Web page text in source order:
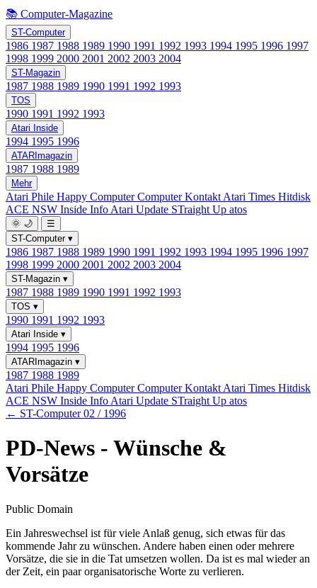
📚 Computer-Magazine
ST-Computer
1986 1987 1988 1989 1990 1991 1992 1993 1994 1995 1996 1997
1998 1999 2000 2001 2002 2003 2004
ST-Magazin
1987 1988 1989 1990 1991 1992 1993
TOS
1990 1991 1992 1993
Atari Inside
1994 1995 1996
ATARImagazin
1987 1988 1989
Mehr
Atari Phile Happy ComputerComputer Kontakt Atari Times Hitdisk
ACE NSW Inside Info Atari Update STraight Up atos
🌞 🌙
☰
ST-Computer ▾
1986 1987 1988 1989 1990 1991 1992 1993 1994 1995 1996 1997
1998 1999 2000 2001 2002 2003 2004
ST-Magazin ▾
1987 1988 1989 1990 1991 1992 1993
TOS ▾
1990 1991 1992 1993
Atari Inside ▾
1994 1995 1996
ATARImagazin ▾
1987 1988 1989
Atari Phile Happy ComputerComputer Kontakt Atari Times Hitdisk
ACE NSW Inside Info Atari Update STraight Up atos
← ST-Computer 02 / 1996
PD-News - Wünsche &
Vorsätze
Public Domain
Ein Jahreswechsel ist für viele Anlaß genug, sich etwas für das
kommende Jahr zu wünschen. Andere haben einen oder mehrere
Vorsätze, die sie in die Tat umsetzen wollen. Da ist es mal wieder an
der Zeit, ein paar organisatorische Worte zu verlieren.